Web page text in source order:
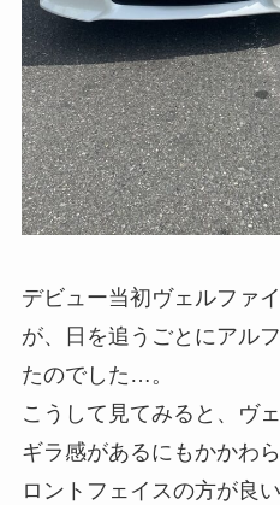
デビュー当初ヴェルファ
が、日を追うごとにアル
たのでした…。
こうして見てみると、ヴ
ギラ感があるにもかかわ
ロントフェイスの方が良